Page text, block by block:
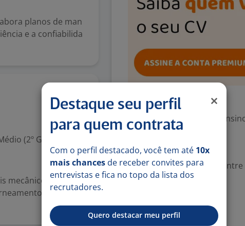
planos de man
e a confiabilida
(2º Grau)
mecânicos e CNC, r
furação e
Exigências
Escolaridade Mínima:
Valorizado
Experiência desejada: Entre
Destaque seu perfil
para quem contrata
Com o perfil destacado, você tem até 10x
mais chances de receber convites para
entrevistas e fica no topo da lista dos
recrutadores.
Quero destacar meu perfil